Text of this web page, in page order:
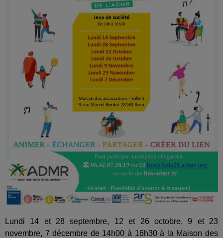
Lundi 14 et 28 septembre, 12 et 26 octobre, 9 et 23
novembre, 7 décembre de 14h00 à 16h30 à la Maison des